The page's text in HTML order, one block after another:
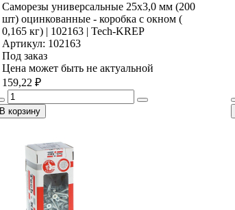
Саморезы универсальные 25х3,0 мм (200
шт) оцинкованные - коробка с окном (
0,165 кг) | 102163 | Tech-KREP
Артикул: 102163
Под заказ
Цена может быть не актуальной
159,22 ₽
В корзину